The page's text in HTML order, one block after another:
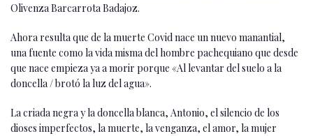
Olivenza Barcarrota Badajoz.
Ahora resulta que de la muerte Covid nace un nuevo manantial,
una fuente como la vida misma del hombre pachequiano que desde
que nace empieza ya a morir porque «Al levantar del suelo a la
doncella / brotó la luz del agua».
La criada negra y la doncella blanca, Antonio, el silencio de los
dioses imperfectos, la muerte, la venganza, el amor, la mujer